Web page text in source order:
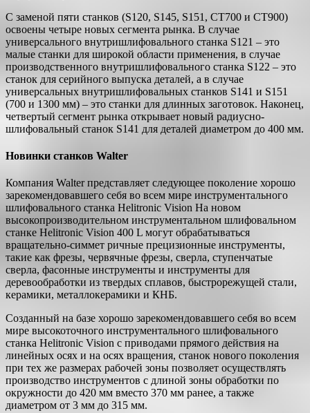
С заменой пяти станков (S120, S145, S151, CT700 и CT900)
освоены четыре новых сегмента рынка. В случае
универсального внутришлифовального станка S121 – это
малые станки для широкой области применения, в случае
производственного внутришлифовального станка S122 – это
станок для серийного выпуска деталей, а в случае
универсальных внутришлифовальных станков S141 и S151
(700 и 1300 мм) – это станки для длинных заготовок. Наконец,
четвертый сегмент рынка открывает новый радиусно-
шлифовальный станок S141 для деталей диаметром до 400 мм.
Новинки станков Walter
Компания Walter представляет следующее поколение хорошо
зарекомендовавшего себя во всем мире инструментального
шлифовального станка Helitronic Vision На новом
высокопроизводительном инструментальном шлифовальном
станке Helitronic Vision 400 L могут обрабатываться
вращательно-симмет ричные прецизионные инструменты,
такие как фрезы, червячные фрезы, сверла, ступенчатые
сверла, фасонные инструменты и инструменты для
деревообработки из твердых сплавов, быстрорежущей стали,
керамики, металлокерамики и КНБ.
Созданный на базе хорошо зарекомендовавшего себя во всем
мире высокоточного инструментального шлифовального
станка Helitronic Vision с приводами прямого действия на
линейных осях и на осях вращения, станок нового поколения
при тех же размерах рабочей зоны позволяет осуществлять
производство инструментов с длиной зоны обработки по
окружности до 420 мм вместо 370 мм ранее, а также
диаметром от 3 мм до 315 мм.